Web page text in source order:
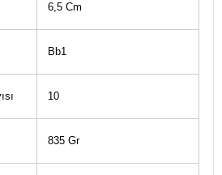
6,5 Cm
Bb1
10
835 Gr